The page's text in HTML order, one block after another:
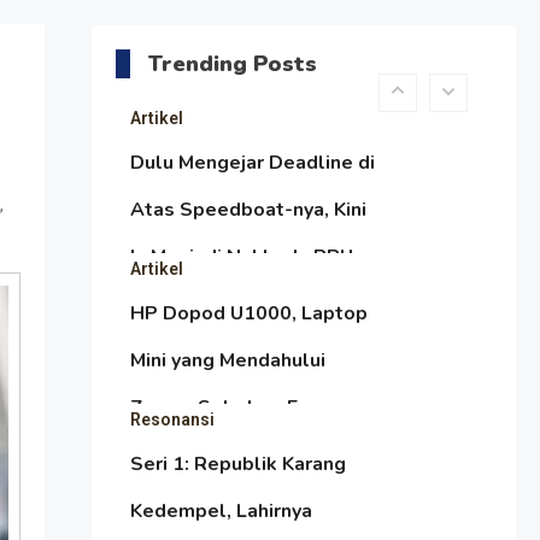
,
Trending Posts
Melambai, Upaya
Ronggeng Paser Melawan
Arus Zaman Popular
Artikel
Dulu Mengejar Deadline di
Atas Speedboat-nya, Kini
Ia Menjadi Nakhoda PPU
Artikel
HP Dopod U1000, Laptop
Mini yang Mendahului
Zaman Sebelum Era
iPhone dan Smartphone
Resonansi
Seri 1: Republik Karang
Kedempel, Lahirnya